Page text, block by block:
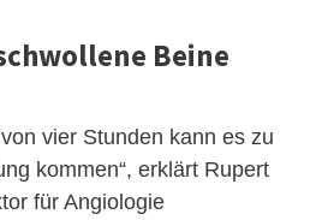
Beine
vier Stunden kann es zu
kommen“, erklärt Rupert
für Angiologie